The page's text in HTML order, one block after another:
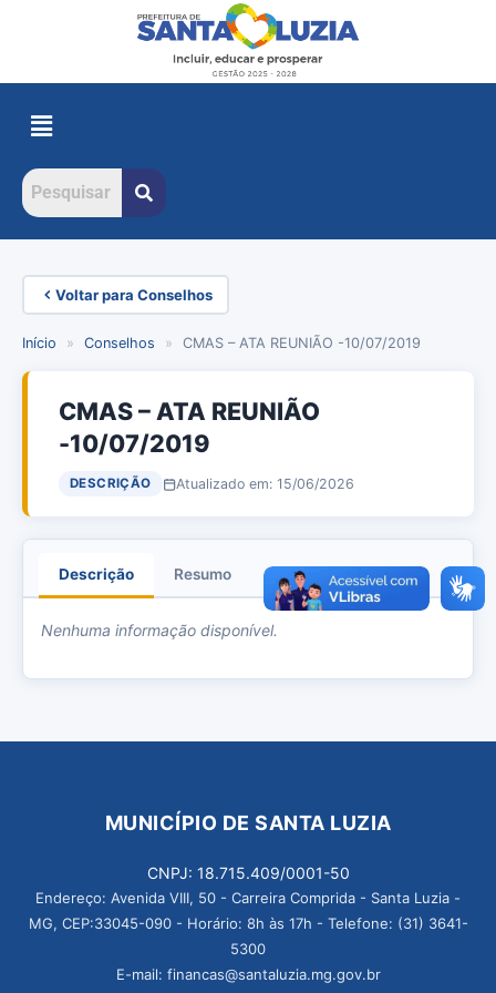
Voltar para Conselhos
Início » Conselhos » CMAS – ATA REUNIÃO -10/07/2019
CMAS – ATA REUNIÃO
-10/07/2019
DESCRIÇÃO Atualizado em: 15/06/2026
Descrição Resumo Anexos
Nenhuma informação disponível.
MUNICÍPIO DE SANTA LUZIA
CNPJ: 18.715.409/0001-50
Endereço: Avenida VIII, 50 - Carreira Comprida - Santa Luzia -
MG, CEP:33045-090 - Horário: 8h às 17h - Telefone: (31) 3641-
5300
E-mail: financas@santaluzia.mg.gov.br